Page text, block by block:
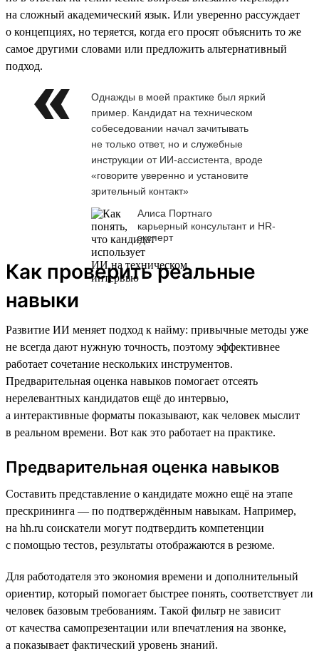
на сложный академический язык. Или уверенно рассуждает
о концепциях, но теряется, когда его просят объяснить то же
самое другими словами или предложить альтернативный
подход.
Однажды в моей практике был яркий
пример. Кандидат на техническом
собеседовании начал зачитывать
не только ответ, но и служебные
инструкции от ИИ-ассистента, вроде
«говорите уверенно и установите
зрительный контакт»
Алиса Портнаго
карьерный консультант и HR-
эксперт
Как проверить реальные
навыки
Развитие ИИ меняет подход к найму: привычные методы уже
не всегда дают нужную точность, поэтому эффективнее
работает сочетание нескольких инструментов.
Предварительная оценка навыков помогает отсеять
нерелевантных кандидатов ещё до интервью,
а интерактивные форматы показывают, как человек мыслит
в реальном времени. Вот как это работает на практике.
Предварительная оценка навыков
Составить представление о кандидате можно ещё на этапе
прескрининга — по подтверждённым навыкам. Например,
на hh.ru соискатели могут подтвердить компетенции
с помощью тестов, результаты отображаются в резюме.
Для работодателя это экономия времени и дополнительный
ориентир, который помогает быстрее понять, соответствует ли
человек базовым требованиям. Такой фильтр не зависит
от качества самопрезентации или впечатления на звонке,
а показывает фактический уровень знаний.